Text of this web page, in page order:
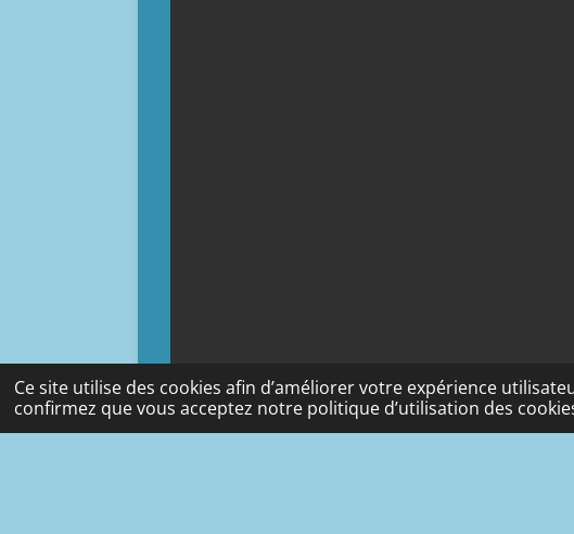
Ce site utilise des cookies afin d’améliorer votre expérience
confirmez que vous acceptez notre politique d’utilisation des